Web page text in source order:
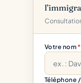
Votre nom *
Téléphone